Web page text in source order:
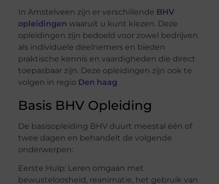
In Amstelveen zijn er verschillende BHV
opleidingen waaruit u kunt kiezen. Deze
opleidingen zijn bedoeld voor zowel bedrijven
als individuele deelnemers en bieden
praktische kennis en vaardigheden die direct
toepasbaar zijn. Deze opleidingen zijn ook te
volgen in regio Den haag
Basis BHV Opleiding
De basisopleiding BHV duurt meestal één of
twee dagen en behandelt de volgende
onderwerpen:
Eerste Hulp: Leren omgaan met
bewusteloosheid, reanimatie, het gebruik van